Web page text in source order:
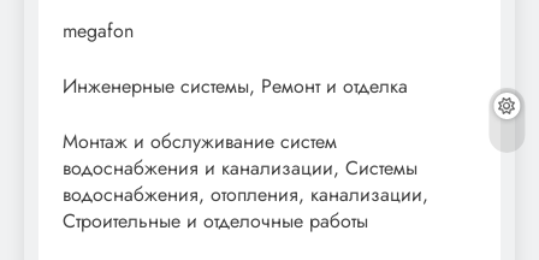
megafon
Инженерные системы, Ремонт и отделка
Монтаж и обслуживание систем
водоснабжения и канализации, Системы
водоснабжения, отопления, канализации,
Строительные и отделочные работы